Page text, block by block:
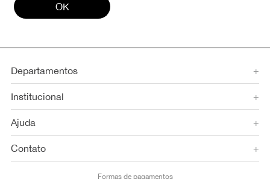
OK
Departamentos +
Institucional +
Ajuda +
Contato +
Formas de pagamentos